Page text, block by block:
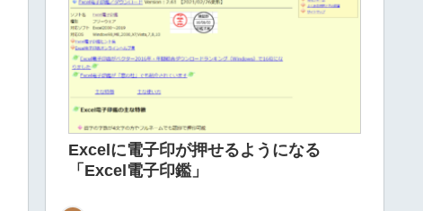
Excelに電子印が押せるようになる
「Excel電子印鑑」